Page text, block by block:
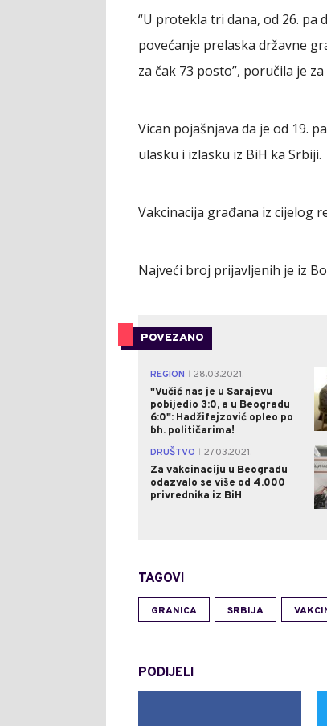
“U protekla tri dana, od 26. pa
povećanje prelaska državne
za čak 73 posto”, poručila je
Vican pojašnjava da je od 19.
ulasku i izlasku iz BiH ka Srbiji.
Vakcinacija građana iz cijelog
Najveći broj prijavljenih je iz
POVEZANO
REGION
28.03.2021.
"Vučić nas je u Sarajevu
pobijedio 3:0, a u Beogradu
6:0": Hadžifejzović opleo po
bh. političarima!
DRUŠTVO
27.03.2021.
Za vakcinaciju u Beogradu
odazvalo se više od 4.000
privrednika iz BiH
TAGOVI
GRANICA SRBIJA
PODIJELI